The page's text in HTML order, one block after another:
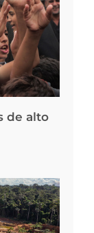
de alto